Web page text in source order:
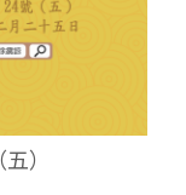
）